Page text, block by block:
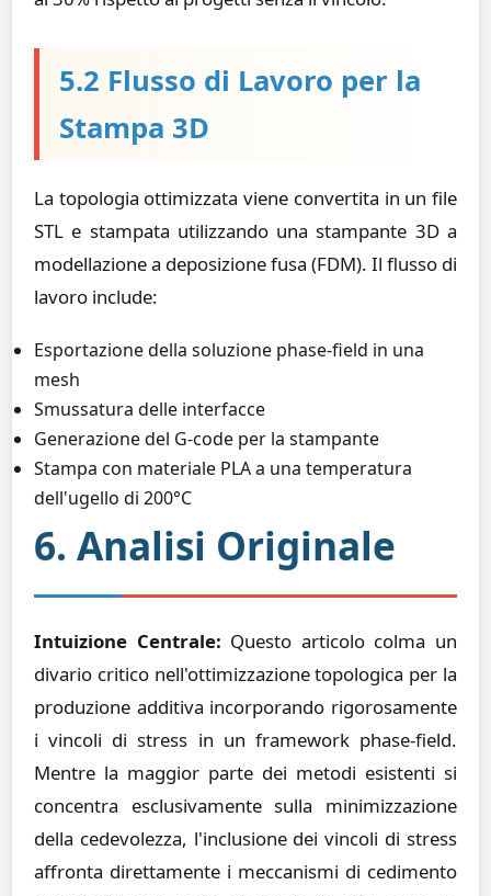
5.2 Flusso di Lavoro per la
Stampa 3D
La topologia ottimizzata viene convertita in un file
STL e stampata utilizzando una stampante 3D a
modellazione a deposizione fusa (FDM). Il flusso di
lavoro include:
Esportazione della soluzione phase-field in una
mesh
Smussatura delle interfacce
Generazione del G-code per la stampante
Stampa con materiale PLA a una temperatura
dell'ugello di 200°C
6. Analisi Originale
Intuizione Centrale: Questo articolo colma un
divario critico nell'ottimizzazione topologica per la
produzione additiva incorporando rigorosamente
i vincoli di stress in un framework phase-field.
Mentre la maggior parte dei metodi esistenti si
concentra esclusivamente sulla minimizzazione
della cedevolezza, l'inclusione dei vincoli di stress
affronta direttamente i meccanismi di cedimento